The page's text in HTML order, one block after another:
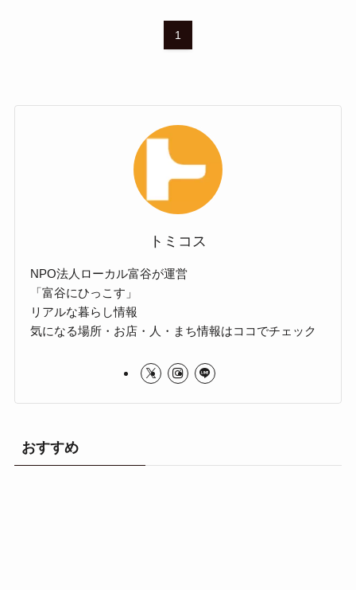
1
トミコス
NPO法人ローカル富谷が運営
「富谷にひっこす」
リアルな暮らし情報
気になる場所・お店・人・まち情報はココでチェック
おすすめ